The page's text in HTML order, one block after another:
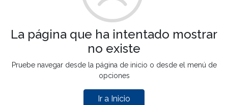
La página que ha intentado mostrar
no existe
Pruebe navegar desde la página de inicio o desde el menú de
opciones
Ir a Inicio